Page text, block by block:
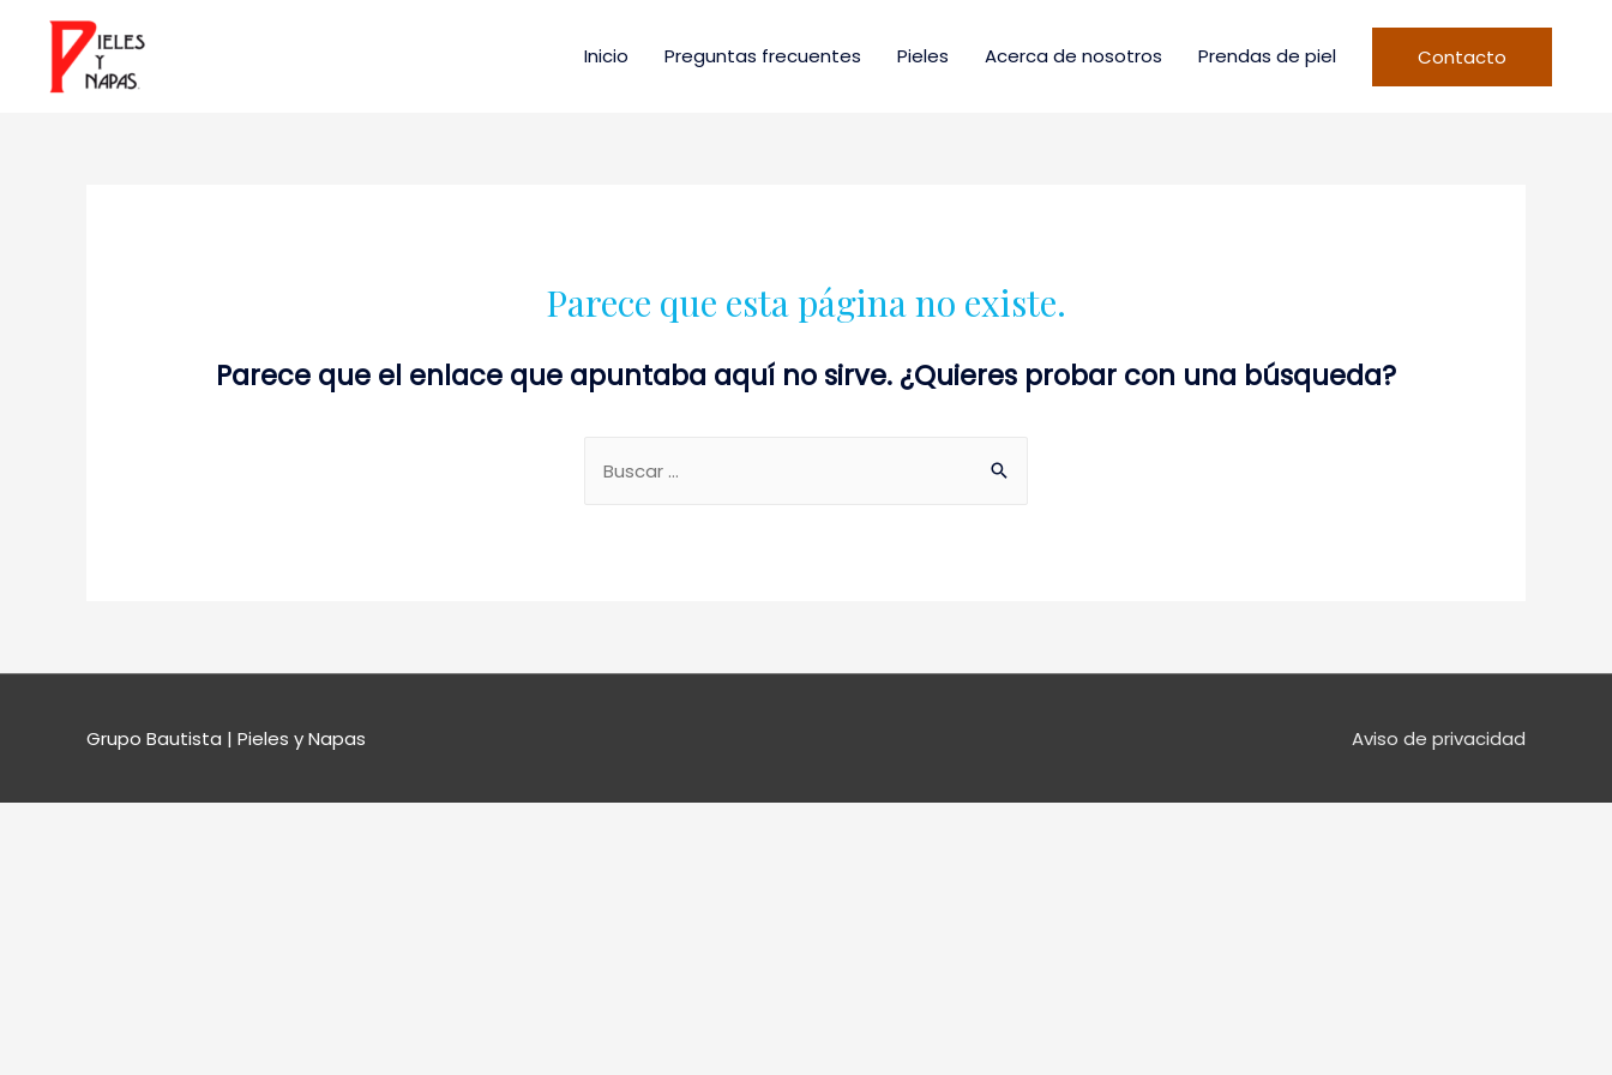
Inicio Preguntas frecuentes Pieles Acerca de nosotros Prendas de piel Contacto
Parece que esta página no existe.
Parece que el enlace que apuntaba aquí no sirve. ¿Quieres probar con una búsqueda?
Grupo Bautista | Pieles y Napas Aviso de privacidad